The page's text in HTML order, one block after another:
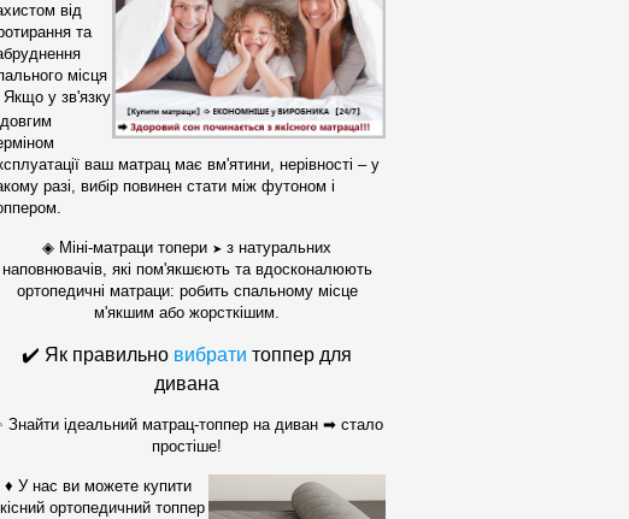
від
та
місця
Якщо у зв'язку
ваш матрац має вм'ятини, нерівності – у
разі, вибір повинен стати між футоном і
◈ Міні-матраци топери ➤ з натуральних
наповнювачів, які пом'якшєють та вдосконалюють
ортопедичні матраци: робить спальному місце
м'якшим або жорсткішим.
✔️ Як правильно вибрати топпер для
дивана
Знайти ідеальний матрац-топпер на диван ➡ стало
простіше!
♦ У нас ви можете купити
ортопедичний топпер